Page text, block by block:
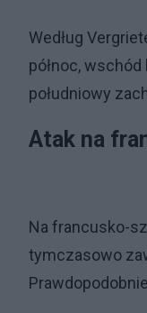
Według
północ,
południowy
Atak na
Na francusko-
tymczasowo